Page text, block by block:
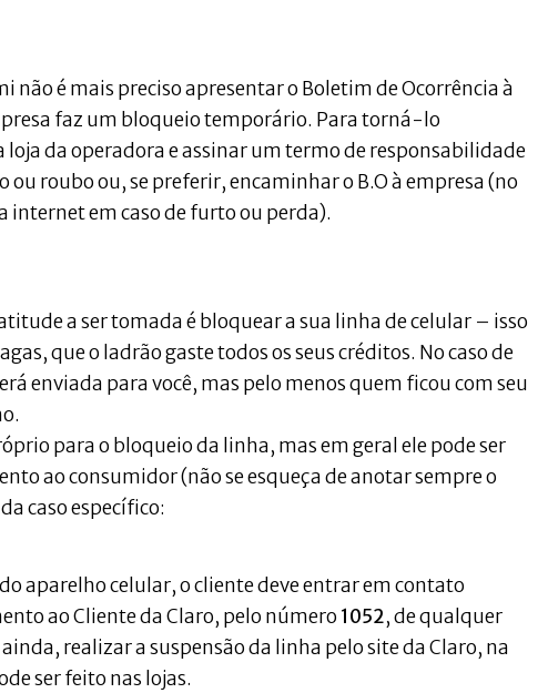
não é mais preciso apresentar o Boletim de Ocorrência à
faz um bloqueio temporário. Para torná-lo
loja da operadora e assinar um termo de responsabilidade
roubo ou, se preferir, encaminhar o B.O à empresa (no
internet em caso de furto ou perda).
a ser tomada é bloquear a sua linha de celular – isso
que o ladrão gaste todos os seus créditos. No caso de
enviada para você, mas pelo menos quem ficou com seu
para o bloqueio da linha, mas em geral ele pode ser
ao consumidor (não se esqueça de anotar sempre o
caso específico:
aparelho celular, o cliente deve entrar em contato
ao Cliente da Claro, pelo número 1052, de qualquer
realizar a suspensão da linha pelo site da Claro, na
ser feito nas lojas.